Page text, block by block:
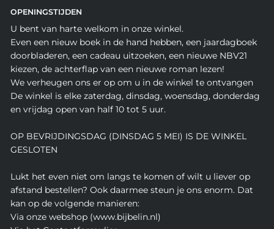
OPENINGSTIJDEN
U bent van harte welkom in onze winkel.
Even een nieuw boek in de hand hebben, een jaardagboek
doorbladeren, een cadeau uitzoeken, een nieuwe NBV21
kiezen, de achterflap van een nieuwe roman lezen!
We verheugen ons er op om u in de winkel te ontvangen
De winkel is elke zaterdag, dinsdag, woensdag, donderdag
en vrijdag open van half 10 tot 5 uur.
OP BEVRIJDINGSDAG (DINSDAG 5 MEI) IS DE WINKEL
GESLOTEN
Lukt het even niet om langs te komen of wilt u liever op
afstand bestellen? Ook daarmee steun je ons enorm. Dat
kan op de volgende manieren:
Via onze webshop (www.bijbelin.nl)